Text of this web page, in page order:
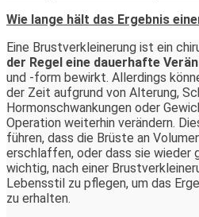
Wie lange hält das Ergebnis
Eine Brustverkleinerung ist ein
der Regel eine dauerhafte
und -form bewirkt. Allerdings
der Zeit aufgrund von Alterung,
Hormonschwankungen oder
Operation weiterhin verändern.
führen, dass die Brüste an
erschlaffen, oder dass sie wieder
wichtig, nach einer
Lebensstil zu pflegen, um das
zu erhalten.